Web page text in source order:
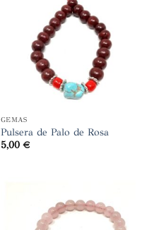
GEMAS
Pulsera de Palo de Rosa
5,00 €